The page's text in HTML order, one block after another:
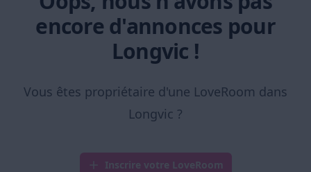
encore d'annonces pour
Longvic !
Vous êtes propriétaire d'une LoveRoom dans
Longvic ?
Inscrire votre LoveRoom